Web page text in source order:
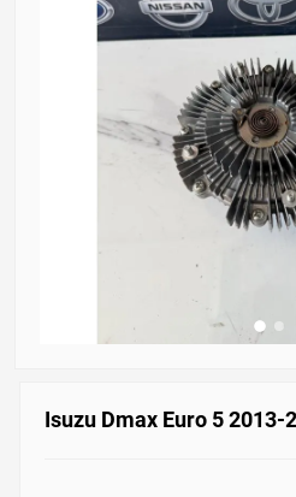
Isuzu Dmax Euro 5 2013-